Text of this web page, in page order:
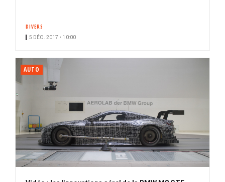
DIVERS
5 DÉC. 2017 • 10:00
AUTO